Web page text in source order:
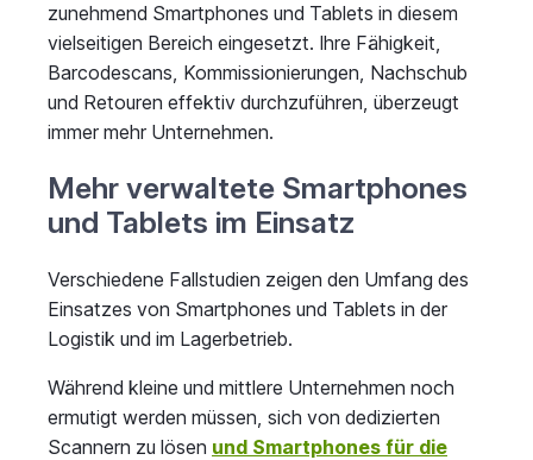
zunehmend Smartphones und Tablets in diesem
vielseitigen Bereich eingesetzt. Ihre Fähigkeit,
Barcodescans, Kommissionierungen, Nachschub
und Retouren effektiv durchzuführen, überzeugt
immer mehr Unternehmen.
Mehr verwaltete Smartphones
und Tablets im Einsatz
Verschiedene Fallstudien zeigen den Umfang des
Einsatzes von Smartphones und Tablets in der
Logistik und im Lagerbetrieb.
Während kleine und mittlere Unternehmen noch
ermutigt werden müssen, sich von dedizierten
Scannern zu lösen und Smartphones für die